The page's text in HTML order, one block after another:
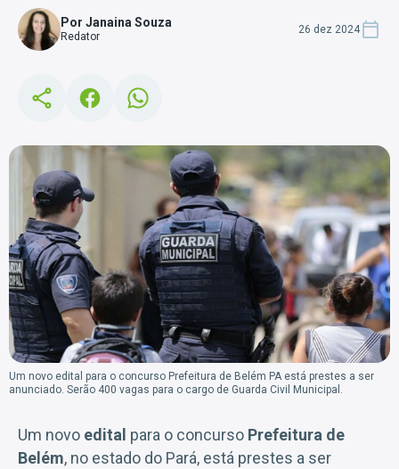
Por Janaina Souza
Redator
26 dez 2024
Um novo edital para o concurso Prefeitura de Belém PA está prestes a ser
anunciado. Serão 400 vagas para o cargo de Guarda Civil Municipal.
Um novo edital para o concurso Prefeitura de
Belém, no estado do Pará, está prestes a ser